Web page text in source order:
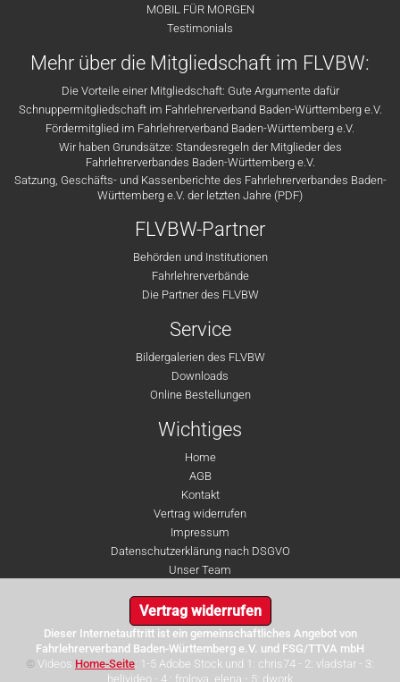
MOBIL FÜR MORGEN
Testimonials
Mehr über die Mitgliedschaft im FLVBW:
Die Vorteile einer Mitgliedschaft: Gute Argumente dafür
Schnuppermitgliedschaft im Fahrlehrerverband Baden-Württemberg e.V.
Fördermitglied im Fahrlehrerverband Baden-Württemberg e.V.
Wir haben Grundsätze: Standesregeln der Mitglieder des
Fahrlehrerverbandes Baden-Württemberg e.V.
Satzung, Geschäfts- und Kassenberichte des Fahrlehrerverbandes Baden-
Württemberg e.V. der letzten Jahre (PDF)
FLVBW-Partner
Behörden und Institutionen
Fahrlehrerverbände
Die Partner des FLVBW
Service
Bildergalerien des FLVBW
Downloads
Online Bestellungen
Wichtiges
Home
AGB
Kontakt
Vertrag widerrufen
Impressum
Datenschutzerklärung nach DSGVO
Unser Team
Vertrag widerrufen
Dieser Internetauftritt ist ein gemeinschaftliches Angebot von
Fahrlehrerverband Baden-Württemberg e.V. und FSG/TTVA mbH
© Videos Home-Seite: 1-5 Adobe Stock und 1: chris74 - 2: vladstar - 3:
helivideo - 4 : frolova_elena - 5: dwork